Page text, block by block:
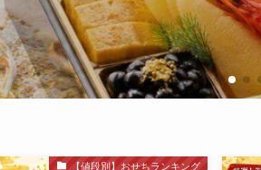
【値段別】おせちランキング